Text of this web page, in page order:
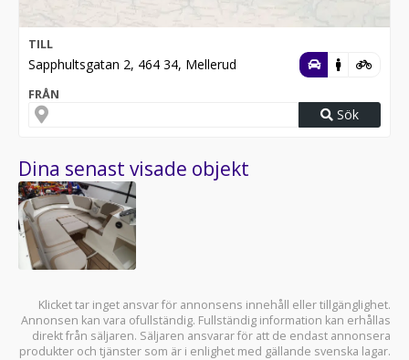
TILL
Sapphultsgatan 2, 464 34, Mellerud
FRÅN
Sök
Dina senast visade objekt
Klicket tar inget ansvar för annonsens innehåll eller tillgänglighet.
Annonsen kan vara ofullständig. Fullständig information kan erhållas
direkt från säljaren. Säljaren ansvarar för att de endast annonsera
produkter och tjänster som är i enlighet med gällande svenska lagar.